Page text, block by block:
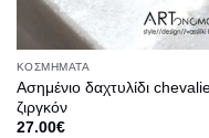
ΚΟΣΜΉΜΑΤΑ
Ασημένιο δαχτυλίδι
ζιργκόν
27.00€